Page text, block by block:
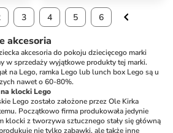
3 4 5 6
akcesoria
akcesoria do pokoju dziecięcego marki
w sprzedaży wyjątkowe produkty tej marki.
na Lego, ramka Lego lub lunch box Lego są u
nawet o 60-80%.
klocki Lego
Lego zostało założone przez Ole Kirka
Początkowo firma produkowała jedynie
klocki z tworzywa sztucznego stały się główną
nie tylko zabawki, ale także inne